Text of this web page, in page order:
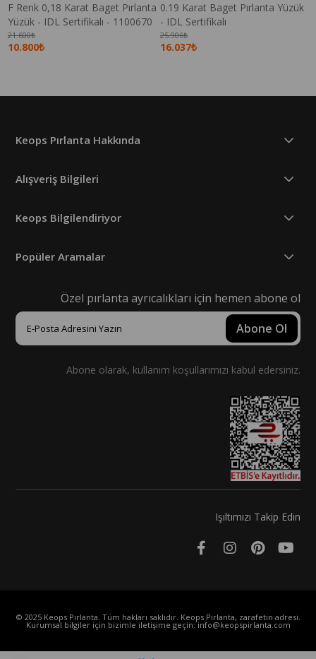
F Renk 0,18 Karat Baget Pırlanta
Yüzük - IDL Sertifikalı - 1100670
10.800₺
21.600₺
0.19 Karat Baget Pırlanta Yüzük
- IDL Sertifikalı
16.037₺
25.906₺
Keops Pırlanta Hakkında
Alışveriş Bilgileri
Keops Bilgilendiriyor
Popüler Aramalar
Özel pırlanta ayrıcalıkları için hemen abone ol
Abone Ol
Abone olarak, kullanım koşullarımızı kabul edersiniz.
Işıltımızı Takip Edin
© 2025 Keops Pırlanta. Tüm hakları saklıdır. Keops Pırlanta, zarafetin adresi.
Kurumsal bilgiler için bizimle iletişime geçin:info@keopspirlanta.com